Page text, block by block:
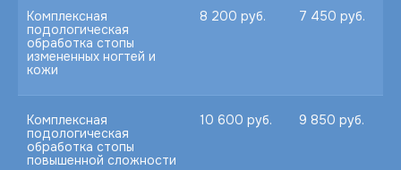
Комплексная
подологическая
обработка стопы
измененных ногтей и
кожи
8 200 руб. 7 450 руб.
Комплексная
подологическая
обработка стопы
повышенной сложности
10 600 руб. 9 850 руб.